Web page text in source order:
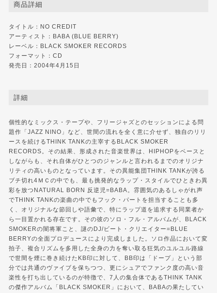
商品詳細
タイトル：NO CREDIT
アーティスト：BABA (BLUE BERRY)
レーベル：BLACK SMOKER RECORDS
フォーマット：CD
発売日：2004年4月15日
詳細
個性的なミックス・テープや、フリージャズとのセッションによる問
題作「JAZZ NINO」など、世間の流れを全く意に介せず、独自のリリ
ースを続けるTHINK TANKの主宰するBLACK SMOKER
RECORDS。その結果、形成された音楽世界は、HIPHOPをベースと
しながらも、それ自体がひとつのジャンルと言われるまでのオリジナ
リティの高いものとなっています。その異能集団THINK TANKが誇る
ブチ切れ4ＭＣの中でも、最も挑発的なラップ・スタイルでひときわ異
彩を放つNATURAL BORN 反逆児=BABA。雰囲気のあるしゃがれ声
でTHINK TANKの楽曲の中でもフック・パートを担当することも多
く、オリジナルな節回しや語彙で、特にラップ道を追求する同業者か
ら一目置かれる存在です。その彼のソロ・フル・アルバムが、BLACK
SMOKERの闇将軍こと、謎のDJ/ビート・クリエイター=BLUE
BERRYの全面プロデュースにより完成しました。ソロ作品において変
拍子、複合リズムを多用した全身の力を奪い取る狂気のユルユル路線
で世間を煙に巻き続けたKB印に対して、BB印は「ドープ」という部
分では共通のヴァイブを保ちつつ、更にシュアでファンク度の高い音
楽性を打ち出しているのが特徴で、7人の集合体であるTHINK TANK
の傑作アルバム「BLACK SMOKER」において、BABAの果たしてい